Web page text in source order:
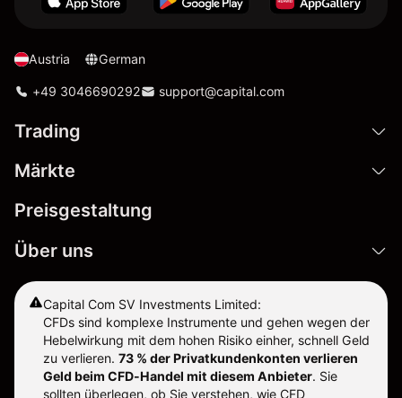
Austria German
+49 3046690292 support@capital.com
Trading
Märkte
Preisgestaltung
Über uns
Capital Com SV Investments Limited:
CFDs sind komplexe Instrumente und gehen wegen der
Hebelwirkung mit dem hohen Risiko einher, schnell Geld
zu verlieren. 73 % der Privatkundenkonten verlieren
Geld beim CFD-Handel mit diesem Anbieter. Sie
sollten überlegen, ob Sie verstehen, wie CFD